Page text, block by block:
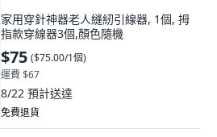
家用穿針神器老人縫紉引線器, 1個, 拇
指款穿線器3個,顏色隨機
$75 ($75.00/1個)
運費 $67
8/22 預計送達
免費退貨